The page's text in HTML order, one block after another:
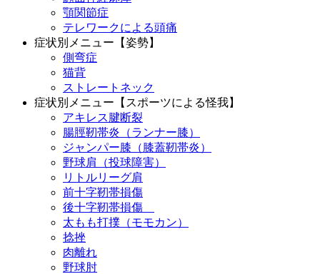
顎関節症
テレワークによる頭痛
症状別メニュー【姿勢】
側弯症
猫背
ストレートネック
症状別メニュー【スポーツによる怪我】
アキレス腱断裂
腸脛靭帯炎（ランナー膝）
ジャンパー膝（膝蓋靭帯炎）
野球肩（投球障害）
リトルリーグ肩
前十字靭帯損傷
後十字靭帯損傷
太もも打撲（モモカン）
捻挫
肉離れ
野球肘